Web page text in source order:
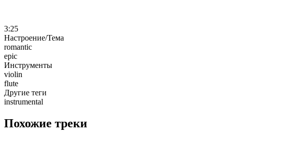
3:25
Настроение/Тема
romantic
epic
Инструменты
violin
flute
Другие теги
instrumental
Похожие треки